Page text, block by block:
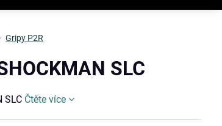
Gripy P2R
SLC
SLC Čtěte více